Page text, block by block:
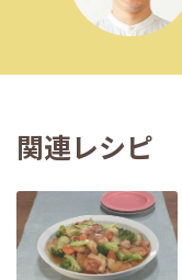
関連レシピ